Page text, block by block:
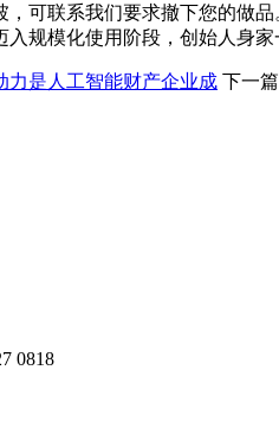
，可联系我们要求撤下您的做
规模化使用阶段，创始人身家
力是人工智能财产企业成 下一篇
0818